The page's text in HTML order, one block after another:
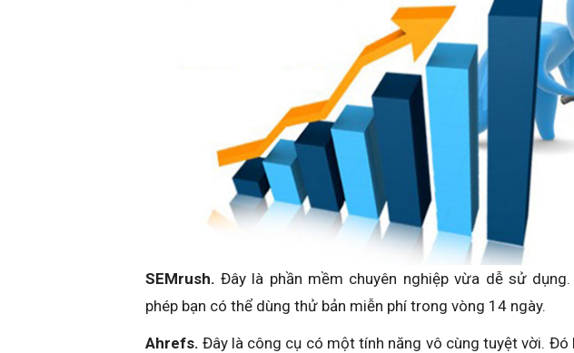
SEMrush. Đây là phần mềm chuyên nghiệp vừa dễ sử
phép bạn có thể dùng thử bản miễn phí trong vòng 14 ngày.
Ahrefs. Đây là công cụ có một tính năng vô cùng tuyệt vời.